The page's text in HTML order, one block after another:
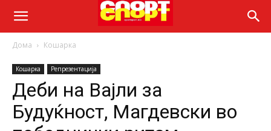
Дома Кошарка
Кошарка Репрезентација
Деби на Вајли за
Будуќност, Магдевски во